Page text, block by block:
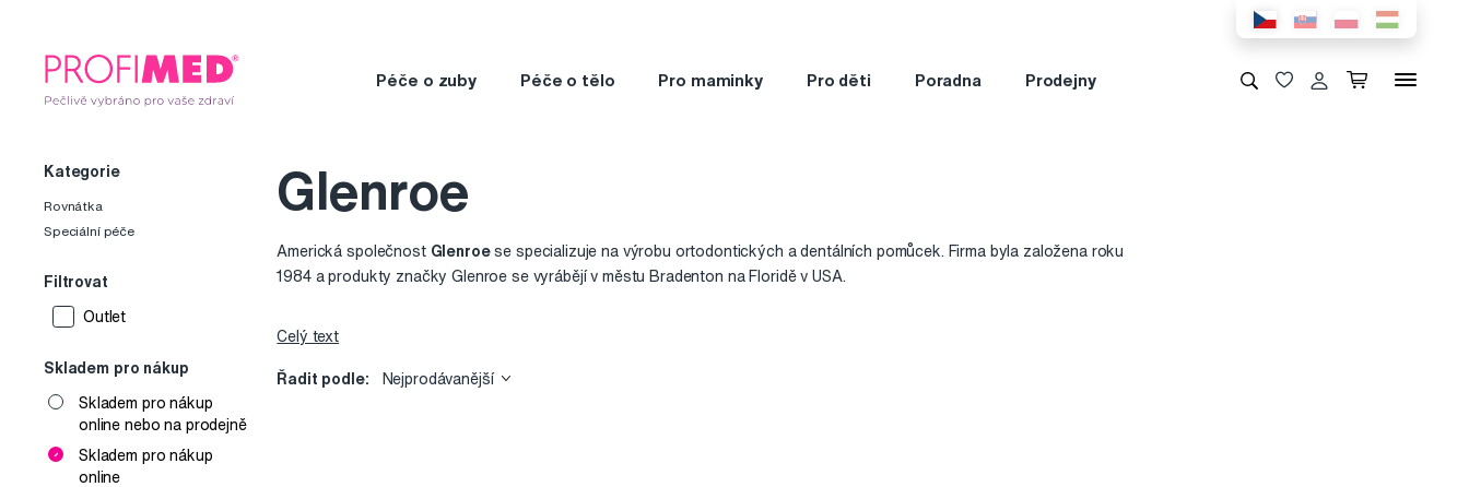
Péče o zuby Péče o tělo Pro maminky Pro děti Poradna Prodejny
Kategorie
Rovnátka
Speciální péče
Filtrovat
Outlet
Skladem pro nákup
Skladem pro nákup
online nebo na prodejně
Skladem pro nákup
online
Glenroe
Americká společnost Glenroese specializuje na výrobu ortodontických a dentálních pomůcek. Firma byla založena roku
1984 a produkty značky Glenroe se vyrábějí v městu Bradenton na Floridě v USA.
Vedení firmy je hrdé na své inovativní výrobky a jejich špičkovou kvalitu. Je pro ně samozřejmostí, že všechny tyto
Celý text
Řadit podle: Nejprodávanější